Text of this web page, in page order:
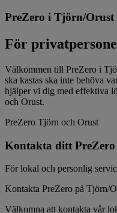
PreZero i Tjörn/Orust
För
Välkommen till PreZero i
ska kastas ska inte behöva
hjälper vi dig med effektiva
och Orust.
PreZero Tjörn och Orust
Kontakta ditt
För lokal och personlig
Kontakta PreZero på Tjörn/
Välkomna att kontakta vår